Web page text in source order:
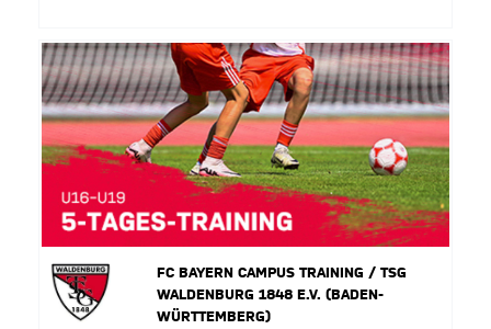
FC BAYERN CAMPUS TRAINING / TSG
WALDENBURG 1848 E.V. (BADEN-
WÜRTTEMBERG)